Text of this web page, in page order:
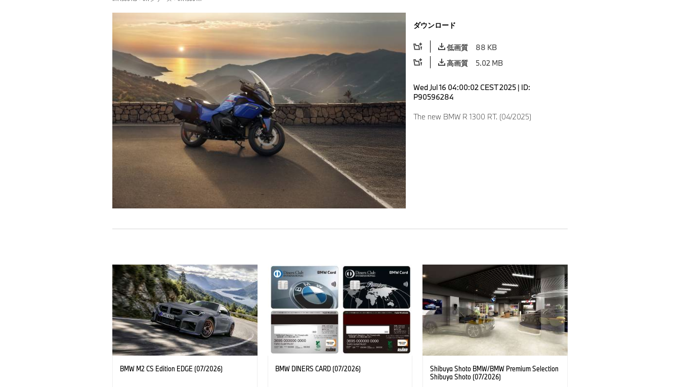
ダウンロード
低画質
88 KB
高画質
5.02 MB
Wed Jul 16 04:00:02 CEST 2025 | ID:
P90596284
The new BMW R 1300 RT. (04/2025)
BMW M2 CS Edition EDGE (07/2026) BMW DINERS CARD (07/2026)
Shibuya Shoto BMW/BMW Premium Selection
Shibuya Shoto (07/2026)